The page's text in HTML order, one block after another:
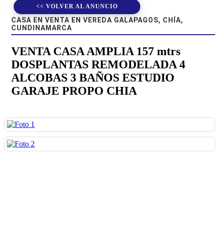
<< VOLVER AL ANUNCIO
CASA EN VENTA EN VEREDA GALAPAGOS, CHÍA,
CUNDINAMARCA
VENTA CASA AMPLIA 157 mtrs
DOSPLANTAS REMODELADA 4
ALCOBAS 3 BAÑOS ESTUDIO
GARAJE PROPO CHIA